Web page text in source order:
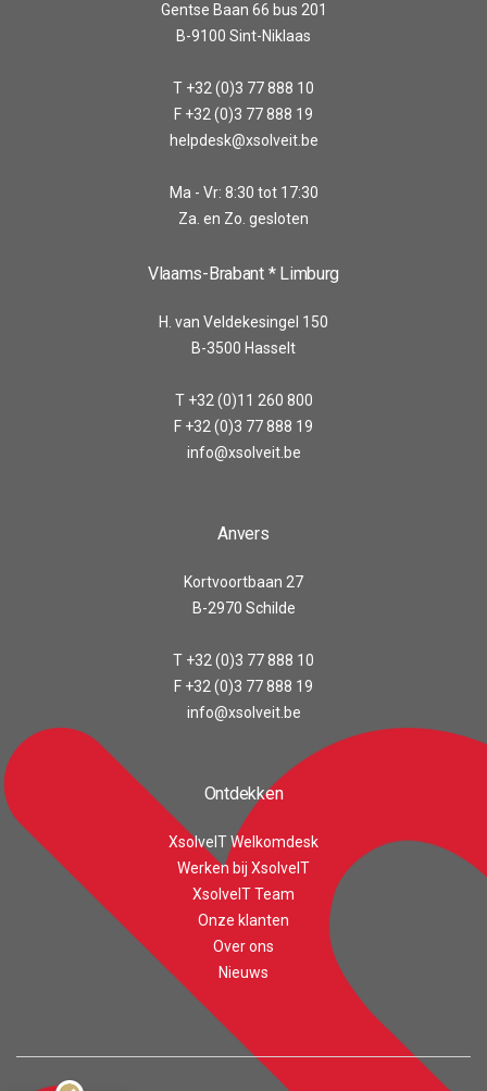
Gentse Baan 66 bus 201
B-9100 Sint-Niklaas
T +32 (0)3 77 888 10
F +32 (0)3 77 888 19
helpdesk@xsolveit.be
Ma - Vr: 8:30 tot 17:30
Za. en Zo. gesloten
Vlaams-Brabant * Limburg
H. van Veldekesingel 150
B-3500 Hasselt
T +32 (0)11 260 800
F +32 (0)3 77 888 19
info@xsolveit.be
Anvers
Kortvoortbaan 27
B-2970 Schilde
T +32 (0)3 77 888 10
F +32 (0)3 77 888 19
info@xsolveit.be
Ontdekken
XsolveIT Welkomdesk
Werken bij XsolveIT
XsolveIT Team
Onze klanten
Over ons
Nieuws
Customer reviews and experiences for
XsolveIT
100%
Recommended on
ProvenExpert.com